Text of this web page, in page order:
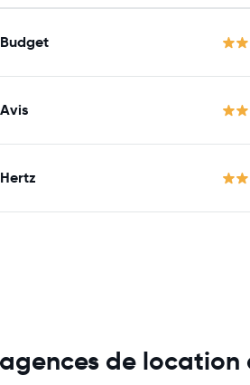
Budget
Avis
Hertz
de location